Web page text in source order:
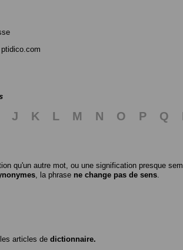
J K L M N O P Q
qu'un autre mot, ou une signification presque
, la phrase ne change pas de sens
articles de dictionnaire.